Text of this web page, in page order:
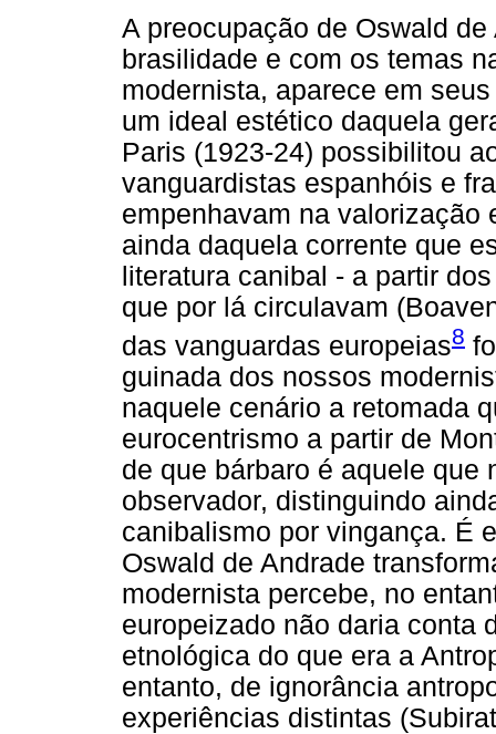
A preocupação de Oswald
brasilidade e com os temas
modernista, aparece em
um ideal estético daquela
Paris (1923-24) possibilitou
vanguardistas espanhóis e
empenhavam na valorização
ainda daquela corrente que
literatura canibal - a partir
que por lá circulavam
das vanguardas europeias8
guinada dos nossos
naquele cenário a retomada
eurocentrismo a partir de
de que bárbaro é aquele que
observador, distinguindo
canibalismo por vingança. É
Oswald de Andrade
modernista percebe, no
europeizado não daria conta
etnológica do que era a
entanto, de ignorância
experiências distintas